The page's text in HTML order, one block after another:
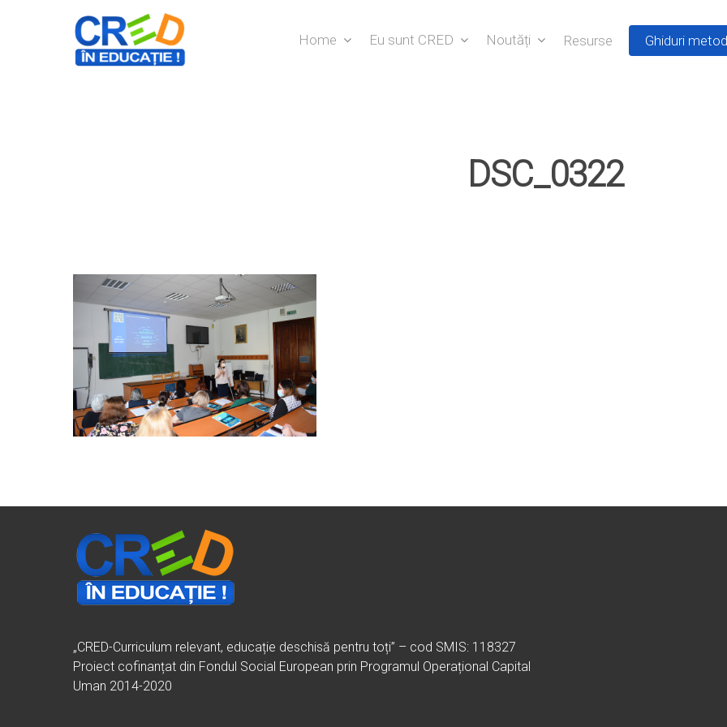
Home Eu sunt CRED Noutăți Resurse Ghiduri
DSC_0322
„CRED-Curriculum relevant, educație deschisă pentru toți” – cod SMIS: 118327
Proiect cofinanțat din Fondul Social European prin Programul Operațional Capital
Uman 2014-2020